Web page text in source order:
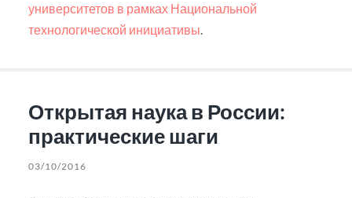
университетов в рамках Национальной
технологической инициативы.
Открытая наука в России:
практические шаги
03/10/2016